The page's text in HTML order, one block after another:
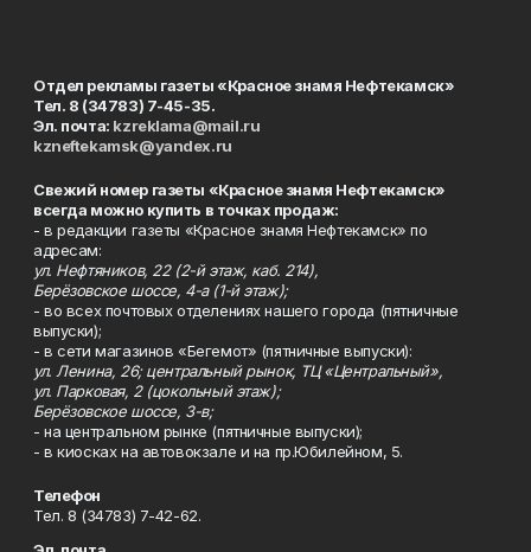
Отдел рекламы газеты «Красное знамя Нефтекамск»
Тел. 8 (34783) 7-45-35.
Эл. почта: kzreklama@mail.ru
kzneftekamsk@yandex.ru
Свежий номер газеты «Красное знамя Нефтекамск»
всегда можно купить в точках продаж:
- в редакции газеты «Красное знамя Нефтекамск» по
адресам:
ул. Нефтяников, 22 (2-й этаж, каб. 214),
Берёзовское шоссе, 4-а (1-й этаж);
- во всех почтовых отделениях нашего города (пятничные
выпуски);
- в сети магазинов «Бегемот» (пятничные выпуски):
ул. Ленина, 26; центральный рынок, ТЦ «Центральный»,
ул. Парковая, 2 (цокольный этаж);
Берёзовское шоссе, 3-в;
- на центральном рынке (пятничные выпуски);
- в киосках на автовокзале и на пр.Юбилейном, 5.
Телефон
Тел. 8 (34783) 7-42-62.